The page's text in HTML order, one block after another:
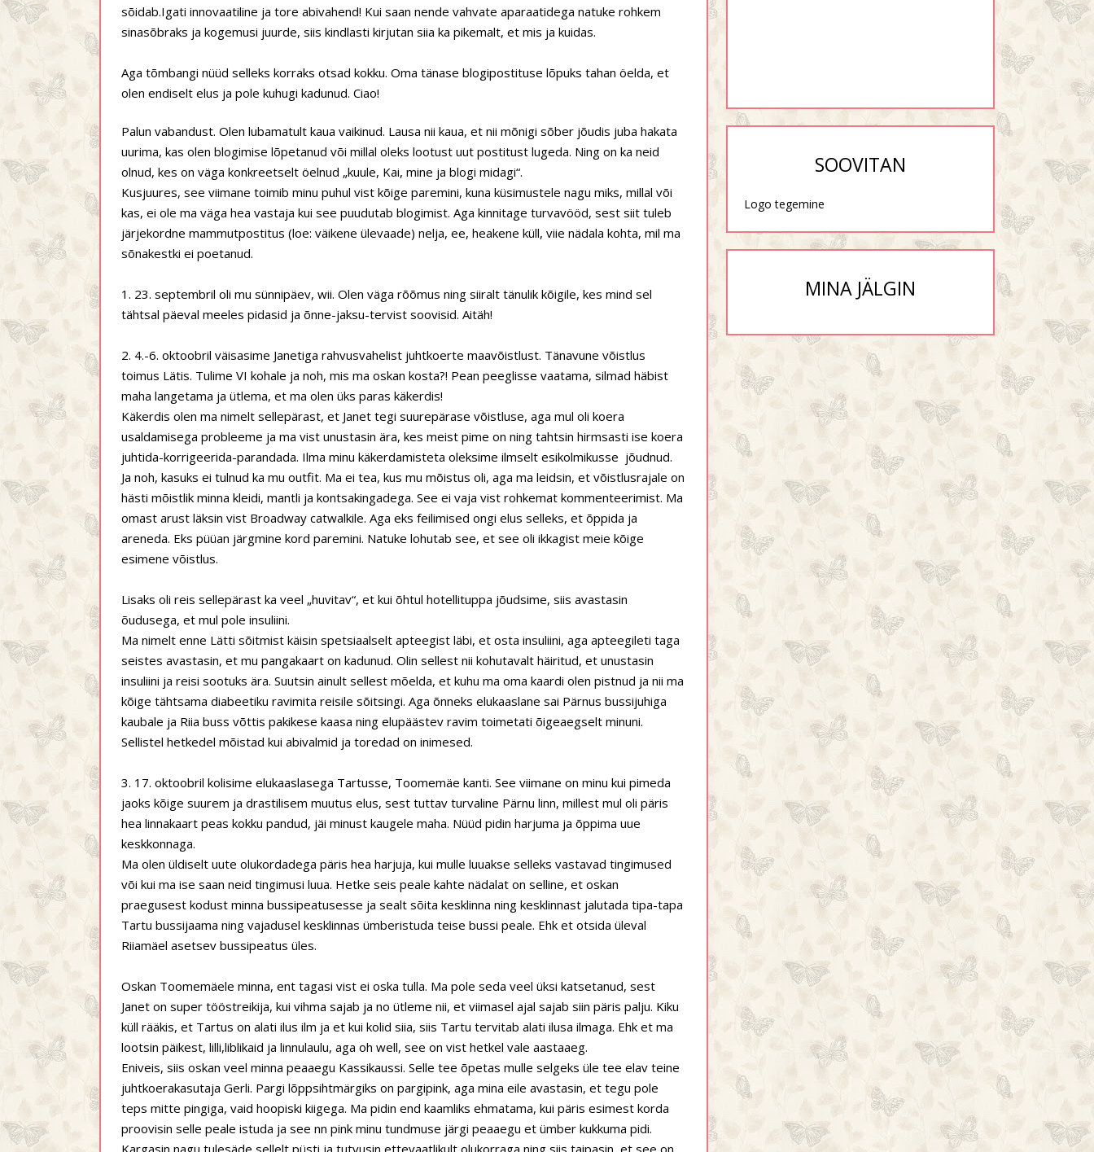
sõidab.Igati innovaatiline ja tore abivahend! Kui saan nende vahvate aparaatidega natuke rohkem
sinasõbraks ja kogemusi juurde, siis kindlasti kirjutan siia ka pikemalt, et mis ja kuidas.
Aga tõmbangi nüüd selleks korraks otsad kokku. Oma tänase blogipostituse lõpuks tahan öelda, et
olen endiselt elus ja pole kuhugi kadunud. Ciao!
Palun vabandust. Olen lubamatult kaua vaikinud. Lausa nii kaua, et nii mõnigi sõber jõudis juba hakata
uurima, kas olen blogimise lõpetanud või millal oleks lootust uut postitust lugeda. Ning on ka neid
olnud, kes on väga konkreetselt öelnud „kuule, Kai, mine ja blogi midagi“.
Kusjuures, see viimane toimib minu puhul vist kõige paremini, kuna küsimustele nagu miks, millal või
kas, ei ole ma väga hea vastaja kui see puudutab blogimist. Aga kinnitage turvavööd, sest siit tuleb
järjekordne mammutpostitus (loe: väikene ülevaade) nelja, ee, heakene küll, viie nädala kohta, mil ma
sõnakestki ei poetanud.
1. 23. septembril oli mu sünnipäev, wii. Olen väga rõõmus ning siiralt tänulik kõigile, kes mind sel
tähtsal päeval meeles pidasid ja õnne-jaksu-tervist soovisid. Aitäh!
2. 4.-6. oktoobril väisasime Janetiga rahvusvahelist juhtkoerte maavõistlust. Tänavune võistlus
toimus Lätis. Tulime VI kohale ja noh, mis ma oskan kosta?! Pean peeglisse vaatama, silmad häbist
maha langetama ja ütlema, et ma olen üks paras käkerdis!
Käkerdis olen ma nimelt sellepärast, et Janet tegi suurepärase võistluse, aga mul oli koera
usaldamisega probleeme ja ma vist unustasin ära, kes meist pime on ning tahtsin hirmsasti ise koera
juhtida-korrigeerida-parandada. Ilma minu käkerdamisteta oleksime ilmselt esikolmikusse jõudnud.
Ja noh, kasuks ei tulnud ka mu outfit. Ma ei tea, kus mu mõistus oli, aga ma leidsin, et võistlusrajale on
hästi mõistlik minna kleidi, mantli ja kontsakingadega. See ei vaja vist rohkemat kommenteerimist. Ma
omast arust läksin vist Broadway catwalkile. Aga eks feilimised ongi elus selleks, et õppida ja
areneda. Eks püüan järgmine kord paremini. Natuke lohutab see, et see oli ikkagist meie kõige
esimene võistlus.
Lisaks oli reis sellepärast ka veel „huvitav“, et kui õhtul hotellituppa jõudsime, siis avastasin
õudusega, et mul pole insuliini.
Ma nimelt enne Lätti sõitmist käisin spetsiaalselt apteegist läbi, et osta insuliini, aga apteegileti taga
seistes avastasin, et mu pangakaart on kadunud. Olin sellest nii kohutavalt häiritud, et unustasin
insuliini ja reisi sootuks ära. Suutsin ainult sellest mõelda, et kuhu ma oma kaardi olen pistnud ja nii ma
kõige tähtsama diabeetiku ravimita reisile sõitsingi. Aga õnneks elukaaslane sai Pärnus bussijuhiga
kaubale ja Riia buss võttis pakikese kaasa ning elupäästev ravim toimetati õigeaegselt minuni.
Sellistel hetkedel mõistad kui abivalmid ja toredad on inimesed.
3. 17. oktoobril kolisime elukaaslasega Tartusse, Toomemäe kanti. See viimane on minu kui pimeda
jaoks kõige suurem ja drastilisem muutus elus, sest tuttav turvaline Pärnu linn, millest mul oli päris
hea linnakaart peas kokku pandud, jäi minust kaugele maha. Nüüd pidin harjuma ja õppima uue
keskkonnaga.
Ma olen üldiselt uute olukordadega päris hea harjuja, kui mulle luuakse selleks vastavad tingimused
või kui ma ise saan neid tingimusi luua. Hetke seis peale kahte nädalat on selline, et oskan
praegusest kodust minna bussipeatusesse ja sealt sõita kesklinna ning kesklinnast jalutada tipa-tapa
Tartu bussijaama ning vajadusel kesklinnas ümberistuda teise bussi peale. Ehk et otsida üleval
Riiamäel asetsev bussipeatus üles.
Oskan Toomemäele minna, ent tagasi vist ei oska tulla. Ma pole seda veel üksi katsetanud, sest
Janet on super tööstreikija, kui vihma sajab ja no ütleme nii, et viimasel ajal sajab siin päris palju. Kiku
küll rääkis, et Tartus on alati ilus ilm ja et kui kolid siia, siis Tartu tervitab alati ilusa ilmaga. Ehk et ma
lootsin päikest, lilli,liblikaid ja linnulaulu, aga oh well, see on vist hetkel vale aastaaeg.
Eniveis, siis oskan veel minna peaaegu Kassikaussi. Selle tee õpetas mulle selgeks üle tee elav teine
juhtkoerakasutaja Gerli. Pargi lõppsihtmärgiks on pargipink, aga mina eile avastasin, et tegu pole
teps mitte pingiga, vaid hoopiski kiigega. Ma pidin end kaamliks ehmatama, kui päris esimest korda
proovisin selle peale istuda ja see nn pink minu tundmuse järgi peaaegu et ümber kukkuma pidi.
SOOVITAN
Logo tegemine
MINA JÄLGIN